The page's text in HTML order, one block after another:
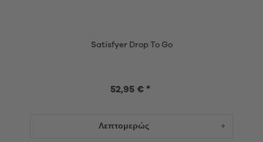
Satisfyer Drop To Go
52,95 € *
Λεπτομερώς